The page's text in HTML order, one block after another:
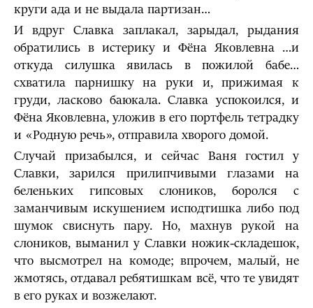
круги ада и не выдала партизан…
И вдруг Славка заплакал, зарыдал, рыдания
обратились в истерику и Фёна Яковлевна …и
откуда силушка явилась в пожилой бабе…
схватила парнишку на руки и, прижимая к
груди, ласково баюкала. Славка успокоился, и
Фёна Яковлевна, уложив в его портфель тетрадку
и «Родную речь», отправила хворого домой.
Случай призабылся, и сейчас Ваня гостил у
Славки, зарился прилипчивыми глазами на
беленьких гипсовых слоников, боролся с
заманчивым искушением исподтишка либо под
шумок свиснуть пару. Но, махнув рукой на
слоников, выманил у Славки ножик-складешок,
что высмотрел на комоде; впрочем, малый, не
жмотясь, отдавал ребятишкам всё, что те увидят
в его руках и возжелают.